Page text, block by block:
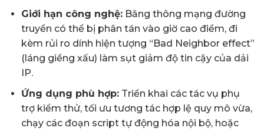
Giới hạn công nghệ:Băng thông mạng đường
truyền có thể bị phân tán vào giờ cao điểm, đi
kèm rủi ro dính hiện tượng “Bad Neighbor effect”
(láng giềng xấu) làm sụt giảm độ tin cậy của dải
IP.
Ứng dụng phù hợp:Triển khai các tác vụ phụ
trợ kiểm thử, tối ưu tương tác hợp lệ quy mô vừa,
chạy các đoạn script tự động hóa nội bộ, hoặc